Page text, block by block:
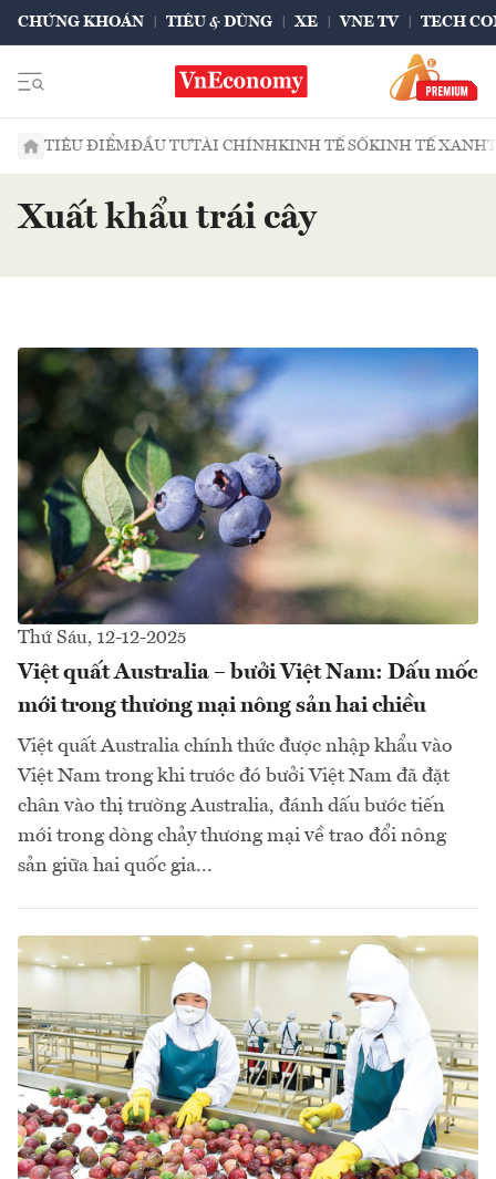
CHỨNG KHOÁN TIÊU & DÙNG XE VNE TV TECH
TIÊU ĐIỂMĐẦU TƯTÀI CHÍNHKINH TẾ SỐKINH TẾ XANH
Xuất khẩu trái cây
Thứ Sáu, 12-12-2025
Việt quất Australia – bưởi Việt Nam: Dấu mốc
mới trong thương mại nông sản hai chiều
Việt quất Australia chính thức được nhập khẩu vào
Việt Nam trong khi trước đó bưởi Việt Nam đã đặt
chân vào thị trường Australia, đánh dấu bước tiến
mới trong dòng chảy thương mại về trao đổi nông
sản giữa hai quốc gia...